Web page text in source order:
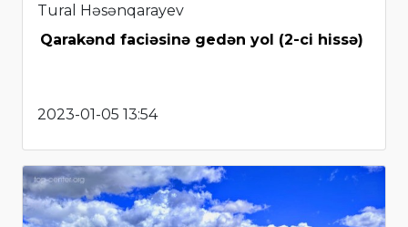
Tural Həsənqarayev
Qarakənd faciəsinə gedən yol (2-ci hissə)
2023-01-05 13:54